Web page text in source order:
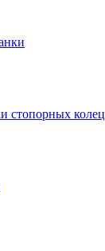
стопорных колец